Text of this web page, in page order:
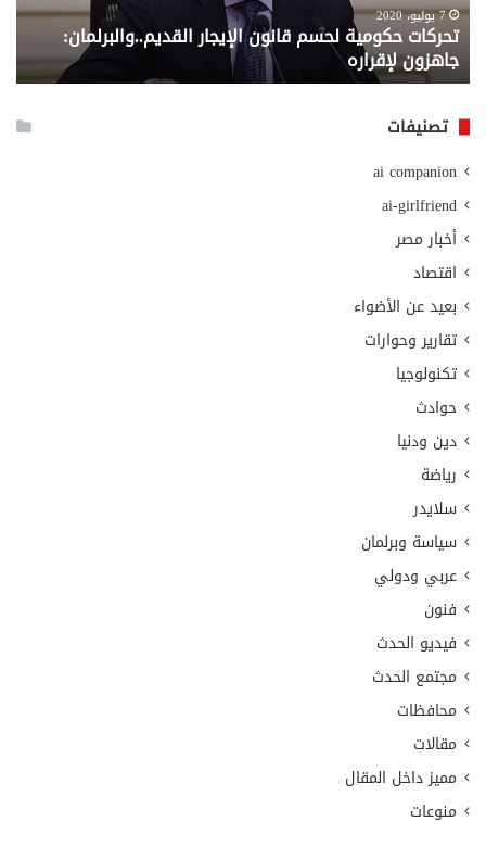
لإقراره
7 يوليو، 2020
تحركات حكومية لحسم قانون الإيجار القديم..والبرلمان:
جاهزون لإقراره
من
تصنيفات
ai companion
ai-girlfriend
أخبار مصر
اقتصاد
بعيد عن الأضواء
تقارير وحوارات
تكنولوجيا
حوادث
دين ودنيا
رياضة
سلايدر
سياسة وبرلمان
عربي ودولي
فنون
فيديو الحدث
مجتمع الحدث
محافظات
مقالات
مميز داخل المقال
منوعات